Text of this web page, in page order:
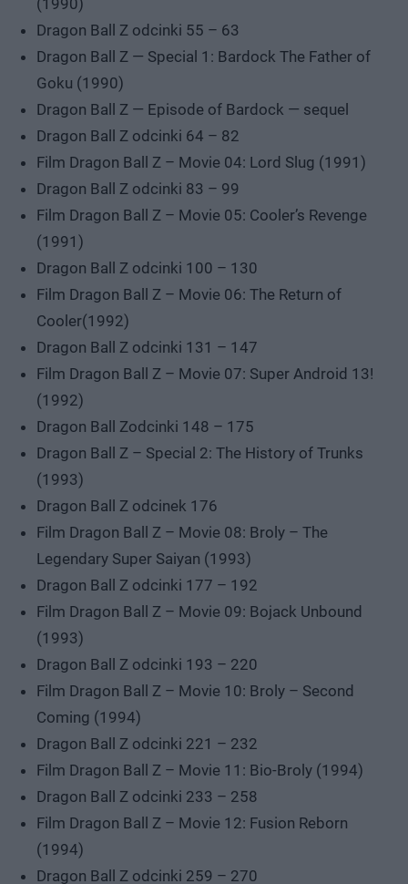
Dragon Ball Z odcinki 55 – 63
Dragon Ball Z — Special 1: Bardock The Father of
Goku (1990)
Dragon Ball Z — Episode of Bardock — sequel
Dragon Ball Z odcinki 64 – 82
Film Dragon Ball Z – Movie 04: Lord Slug (1991)
Dragon Ball Z odcinki 83 – 99
Film Dragon Ball Z – Movie 05: Cooler’s Revenge
(1991)
Dragon Ball Z odcinki 100 – 130
Film Dragon Ball Z – Movie 06: The Return of
Cooler(1992)
Dragon Ball Z odcinki 131 – 147
Film Dragon Ball Z – Movie 07: Super Android 13!
(1992)
Dragon Ball Zodcinki 148 – 175
Dragon Ball Z – Special 2: The History of Trunks
(1993)
Dragon Ball Z odcinek 176
Film Dragon Ball Z – Movie 08: Broly – The
Legendary Super Saiyan (1993)
Dragon Ball Z odcinki 177 – 192
Film Dragon Ball Z – Movie 09: Bojack Unbound
(1993)
Dragon Ball Z odcinki 193 – 220
Film Dragon Ball Z – Movie 10: Broly – Second
Coming (1994)
Dragon Ball Z odcinki 221 – 232
Film Dragon Ball Z – Movie 11: Bio-Broly (1994)
Dragon Ball Z odcinki 233 – 258
Film Dragon Ball Z – Movie 12: Fusion Reborn
(1994)
Dragon Ball Z odcinki 259 – 270